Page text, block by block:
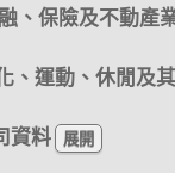
、保險及不動產
、運動、休閒及
資料